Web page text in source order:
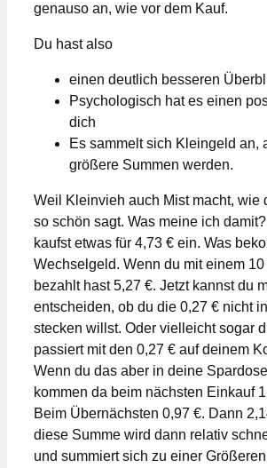
genauso an, wie vor dem Kauf.
Du hast also
einen deutlich besseren
Psychologisch hat es einen
dich
Es sammelt sich Kleingeld an,
größere Summen werden.
Weil Kleinvieh auch Mist macht, wie
so schön sagt. Was meine ich
kaufst etwas für 4,73 € ein. Was
Wechselgeld. Wenn du mit einem
bezahlt hast 5,27 €. Jetzt kannst du
entscheiden, ob du die 0,27 € nicht
stecken willst. Oder vielleicht sogar
passiert mit den 0,27 € auf deinem
Wenn du das aber in deine
kommen da beim nächsten Einkauf
Beim Übernächsten 0,97 €. Dann
diese Summe wird dann relativ
und summiert sich zu einer